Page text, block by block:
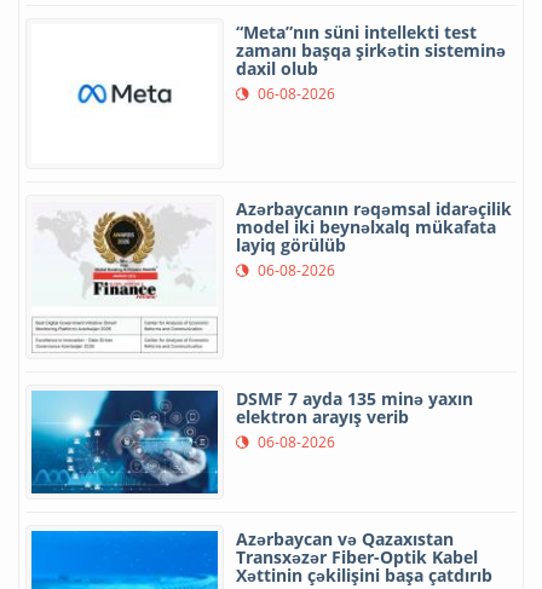
“Meta”nın süni intellekti test
zamanı başqa şirkətin sisteminə
daxil olub
06-08-2026
Azərbaycanın rəqəmsal idarəçilik
model iki beynəlxalq mükafata
layiq görülüb
06-08-2026
DSMF 7 ayda 135 minə yaxın
elektron arayış verib
06-08-2026
Azərbaycan və Qazaxıstan
Transxəzər Fiber-Optik Kabel
Xəttinin çəkilişini başa çatdırıb